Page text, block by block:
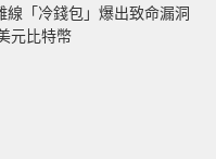
線「冷錢包」爆出致命漏洞
元比特幣